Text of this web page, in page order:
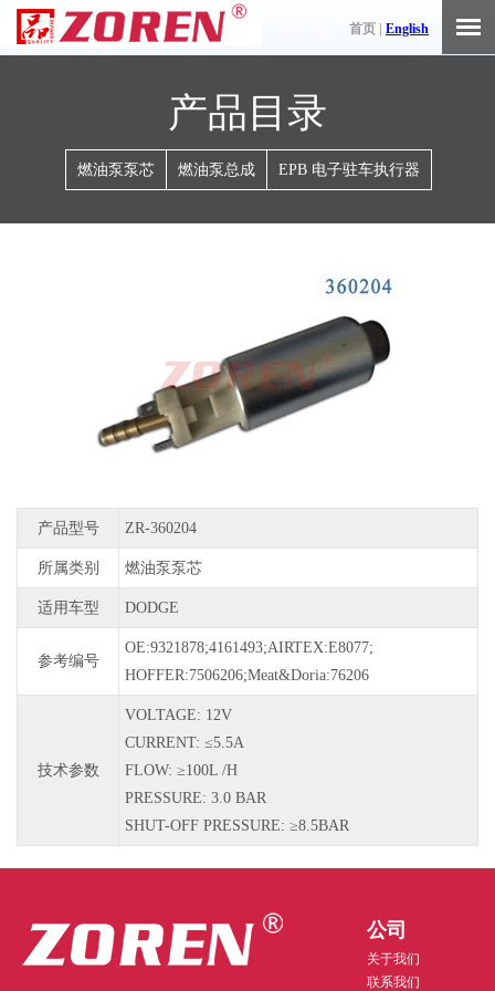
首页 | English
产品目录
燃油泵泵芯 燃油泵总成 EPB 电子驻车执行器
产品型号 ZR-360204
所属类别 燃油泵泵芯
适用车型 DODGE
参考编号
OE:9321878;4161493;AIRTEX:E8077;
HOFFER:7506206;Meat&Doria:76206
技术参数
VOLTAGE: 12V
CURRENT: ≤5.5A
FLOW: ≥100L /H
PRESSURE: 3.0 BAR
SHUT-OFF PRESSURE: ≥8.5BAR
公司
关于我们
联系我们